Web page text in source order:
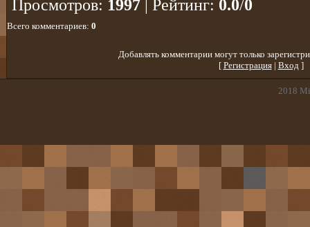
Просмотров: 1997 Рейтинг: 0.0/0
Всего комментариев: 0
Добавлять комментарии могут только
[ Регистрация| Вход ]
2018